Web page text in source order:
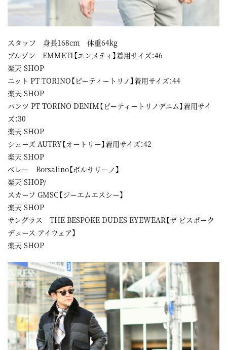
スタッフ 身長168cm 体重64kg
ブルゾン EMMETI【エンメティ】着用サイズ：46
楽天 SHOP
ニット PT TORINO【ピーティートリノ】着用サイズ：44
楽天 SHOP
パンツ PT TORINO DENIM【ピーティートリノデニム】着用サイ
ズ：30
楽天 SHOP
シューズ AUTRY【オートリー】着用サイズ：42
楽天 SHOP
ベレー Borsalino【ボルサリーノ】
楽天 SHOP/
スカーフ GMSC【ジーエムエスシー】
楽天 SHOP
サングラス THE BESPOKE DUDES EYEWEAR【ザ ビスポーク
デュース アイウェア】
楽天 SHOP